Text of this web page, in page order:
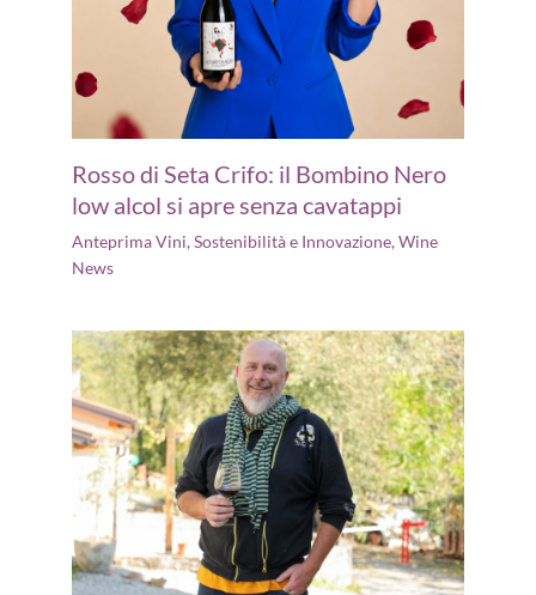
Rosso di Seta Crifo: il Bombino Nero
low alcol si apre senza cavatappi
Anteprima Vini,Sostenibilità e Innovazione,Wine
News